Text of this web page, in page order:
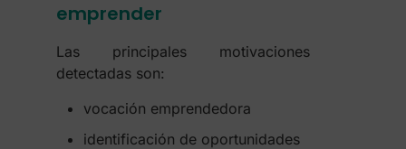
emprender
Las principales motivaciones
detectadas son:
vocación emprendedora
identificación de oportunidades